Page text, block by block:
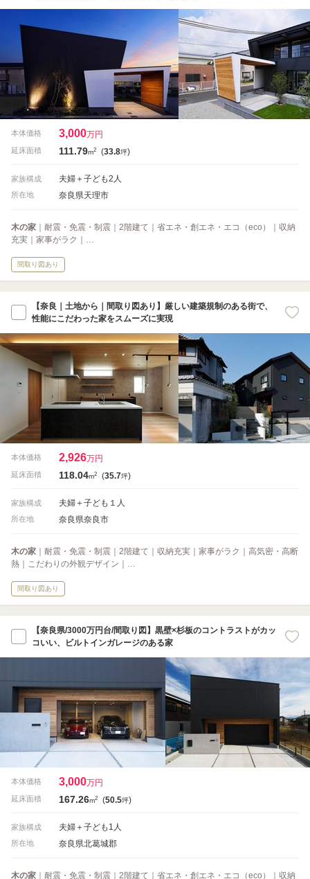
本体価格 3,000万円
延床面積 111.79m2 (33.8坪)
家族構成 夫婦＋子ども2人
所在地 奈良県天理市
木の家 ｜耐震・免震・制震｜2階建て｜省エネ・創エネ・エコ（eco）｜収納
充実｜家事がラク｜…
間取り図あり
【奈良｜土地から｜間取り図あり】厳しい建築規制のある街で、
性能にこだわった家をスムーズに実現
本体価格 2,926万円
延床面積 118.04m2 (35.7坪)
家族構成 夫婦＋子ども１人
所在地 奈良県奈良市
木の家 ｜耐震・免震・制震｜2階建て｜収納充実｜家事がラク｜高気密・高断
熱｜こだわりの外観デザイン｜…
間取り図あり
【奈良県/3000万円台/間取り図】黒壁×杉板のコントラストがカッ
コいい、ビルトインガレージのある家
本体価格 3,000万円
延床面積 167.26m2 (50.5坪)
家族構成 夫婦＋子ども1人
所在地 奈良県北葛城郡
木の家 ｜耐震・免震・制震｜2階建て｜省エネ・創エネ・エコ（eco）｜収納